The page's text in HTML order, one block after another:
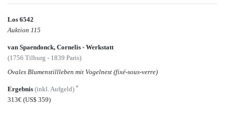
Los 6542
Auktion 115
van Spaendonck, Cornelis - Werkstatt
(1756 Tilburg - 1839 Paris)
Ovales Blumenstillleben mit Vogelnest (fixé-sous-verre)
Ergebnis (inkl. Aufgeld) *
313€ (US$ 359)